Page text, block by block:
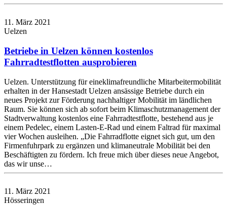
11. März 2021
Uelzen
Betriebe in Uelzen können kostenlos
Fahrradtestflotten ausprobieren
Uelzen. Unterstützung für eineklimafreundliche Mitarbeitermobilität
erhalten in der Hansestadt Uelzen ansässige Betriebe durch ein
neues Projekt zur Förderung nachhaltiger Mobilität im ländlichen
Raum. Sie können sich ab sofort beim Klimaschutzmanagement der
Stadtverwaltung kostenlos eine Fahrradtestflotte, bestehend aus je
einem Pedelec, einem Lasten-E-Rad und einem Faltrad für maximal
vier Wochen ausleihen. „Die Fahrradflotte eignet sich gut, um den
Firmenfuhrpark zu ergänzen und klimaneutrale Mobilität bei den
Beschäftigten zu fördern. Ich freue mich über dieses neue Angebot,
das wir unse…
11. März 2021
Hösseringen